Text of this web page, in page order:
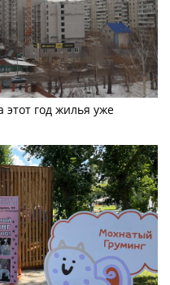
этот год жилья уже